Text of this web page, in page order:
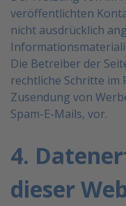
veröffentlichten
nicht ausdrücklich
Die Betreiber der
rechtliche Schritte im
Zusendung von
Spam-E-Mails, vor.
4.
dieser